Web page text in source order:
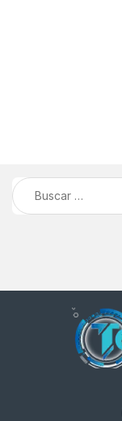
Buscar: